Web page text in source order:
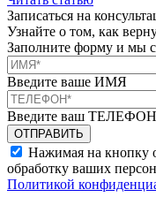
Записаться на
Узнайте о том, как
Заполните форму и мы
Введите ваше ИМЯ
Введите ваш ТЕЛЕФОН
Нажимая на кнопку
обработку ваших
Политикой